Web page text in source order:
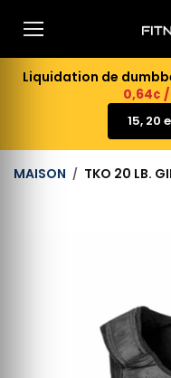
CONTE
NU
Liquidation de
0,64¢
15, 20
MAISON TKO 20 LB.